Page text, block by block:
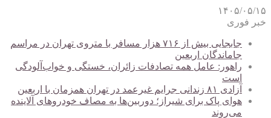
۱۴۰۵/۰۵/۱۵
خبر فوری
جابجایی بیش از ۷۱۶ هزار مسافر با متروی تهران در مراسم
جاماندگان اربعین
راهور: عامل همه تصادفات زائران، خستگی و خواب‌آلودگی
است
آزادی ۸۱ زندانی جرایم غیرعمد در تهران همزمان با اربعین
هوای پاک برای شیراز؛ دوربین‌ها به مصاف خودروهای آلاینده
می‌روند